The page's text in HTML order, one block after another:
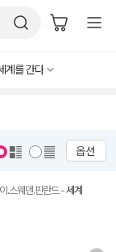
계를 간다
옵션
.스웨덴.핀란드-세계